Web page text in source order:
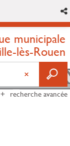
municipale
lès-Rouen
recherche avancée